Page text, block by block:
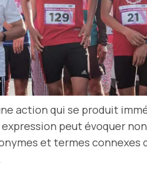
action qui se produit
peut évoquer
et termes connexes